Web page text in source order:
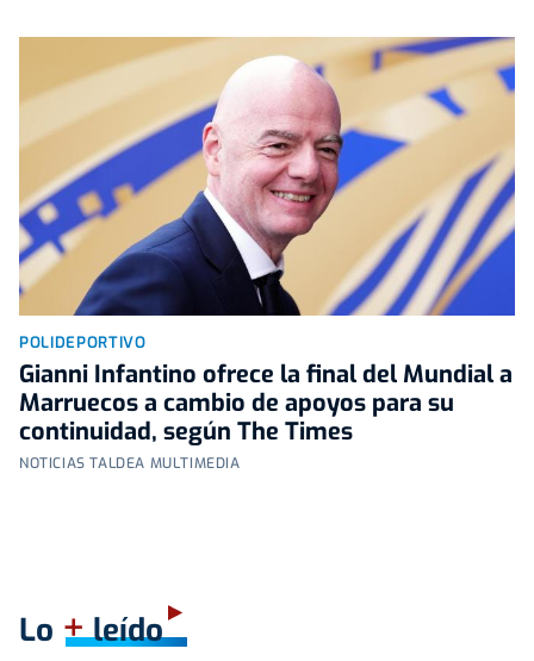
POLIDEPORTIVO
Gianni Infantino ofrece la final del Mundial a
Marruecos a cambio de apoyos para su
continuidad, según The Times
NOTICIAS TALDEA MULTIMEDIA
Lo +leído